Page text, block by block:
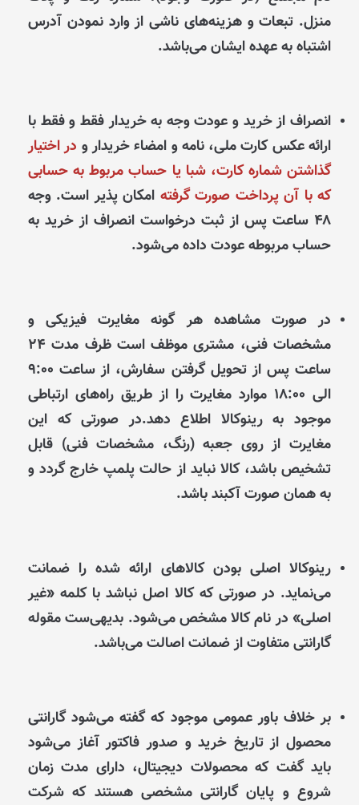
منزل. تبعات و هزینه‌های ناشی از وارد نمودن آدرس
اشتباه به عهده ایشان می‌باشد.
انصراف از خرید و عودت وجه به خریدار فقط و فقط با
ارائه عکس کارت ملی، نامه و امضاء خریدار و در اختیار
گذاشتن شماره کارت، شبا یا حساب مربوط به حسابی
که با آن پرداخت صورت گرفته امکان پذیر است. وجه
۴۸ ساعت پس از ثبت درخواست انصراف از خرید به
حساب مربوطه عودت داده می‌شود.
در صورت مشاهده هر گونه مغایرت فیزیکی و
مشخصات فنی، مشتری موظف است ظرف مدت ۲۴
ساعت پس از تحویل گرفتن سفارش، از ساعت ۹:۰۰
الی ۱۸:۰۰ موارد مغایرت را از طریق راه‌های ارتباطی
موجود به رینوکالا اطلاع دهد.در صورتی که این
مغایرت از روی جعبه (رنگ، مشخصات فنی) قابل
تشخیص باشد، کالا نباید از حالت پلمپ خارج گردد و
به همان صورت آکبند باشد.
رینوکالا اصلی بودن کالاهای ارائه شده را ضمانت
می‌نماید. در صورتی که کالا اصل نباشد با کلمه «غیر
اصلی» در نام کالا مشخص می‌شود. بدیهی‌ست مقوله
گارانتی متفاوت از ضمانت اصالت می‌باشد.
بر خلاف باور عمومی موجود که گفته می‌شود گارانتی
محصول از تاریخ خرید و صدور فاکتور آغاز می‌شود
باید گفت که محصولات دیجیتال، دارای مدت زمان
شروع و پایان گارانتی مشخصی هستند که شرکت